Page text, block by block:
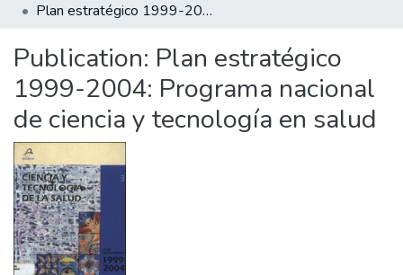
Statistics
Plan estratégico 1999-2004: Programa nacional de ciencia y tecnología en salud
Publication: Plan estratégico
1999-2004: Programa nacional
de ciencia y tecnología en salud